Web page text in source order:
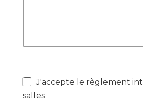
J'accepte le règlement
salles